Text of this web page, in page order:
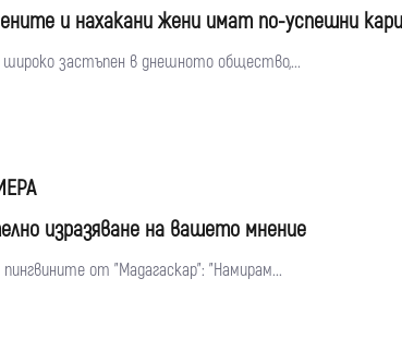
и нахакани жени имат по-успешни
застъпен в днешното общество,...
изразяване на вашето мнение
от "Мадагаскар": "Намирам...